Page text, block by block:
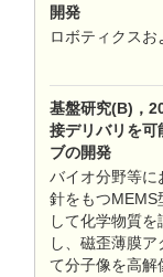
開発
ロボティクス
基盤研究(B)，
接デリバリを
ブの開発
バイオ分野等に
針をもつMEMS
して化学物質
し、磁歪薄膜
て分子像を高